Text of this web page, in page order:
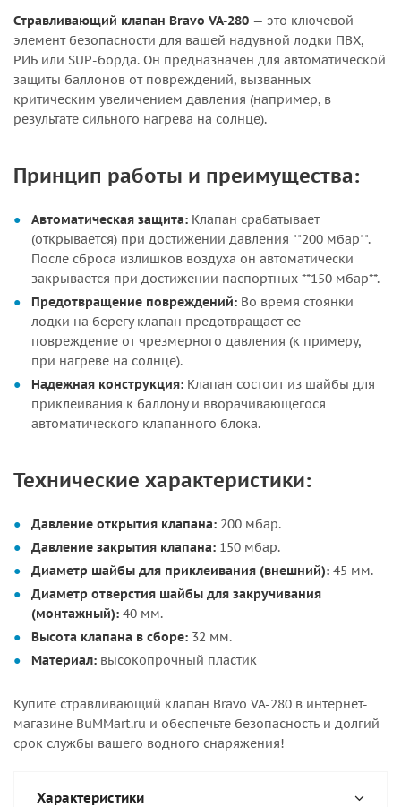
Стравливающий клапан Bravo VA-280 — это ключевой
элемент безопасности для вашей надувной лодки ПВХ,
РИБ или SUP-борда. Он предназначен для автоматической
защиты баллонов от повреждений, вызванных
критическим увеличением давления (например, в
результате сильного нагрева на солнце).
Принцип работы и преимущества:
Автоматическая защита: Клапан срабатывает
(открывается) при достижении давления **200 мбар**.
После сброса излишков воздуха он автоматически
закрывается при достижении паспортных **150 мбар**.
Предотвращение повреждений: Во время стоянки
лодки на берегу клапан предотвращает ее
повреждение от чрезмерного давления (к примеру,
при нагреве на солнце).
Надежная конструкция: Клапан состоит из шайбы для
приклеивания к баллону и вворачивающегося
автоматического клапанного блока.
Технические характеристики:
Давление открытия клапана: 200 мбар.
Давление закрытия клапана: 150 мбар.
Диаметр шайбы для приклеивания (внешний): 45 мм.
Диаметр отверстия шайбы для закручивания
(монтажный): 40 мм.
Высота клапана в сборе: 32 мм.
Материал: высокопрочный пластик
Купите стравливающий клапан Bravo VA-280 в интернет-
магазине BuMMart.ru и обеспечьте безопасность и долгий
срок службы вашего водного снаряжения!
Характеристики